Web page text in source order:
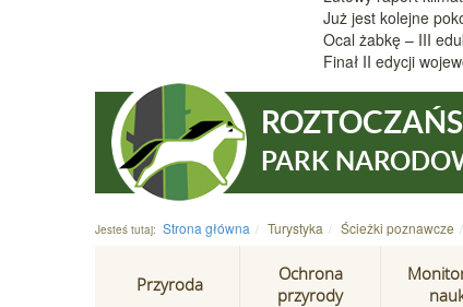
Już jest kolejne
Ocal żabkę – III
Finał II edycji
PARK
Jesteś tutaj: Strona główna Turystyka Ścieżki poznawcze
Przyroda
Ochrona
przyrody